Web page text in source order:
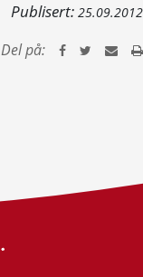
Publisert: 25.09.2012
Del på: